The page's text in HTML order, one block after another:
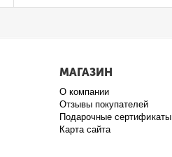
МАГАЗИН
О компании
Отзывы покупателей
Подарочные сертификаты
Карта сайта